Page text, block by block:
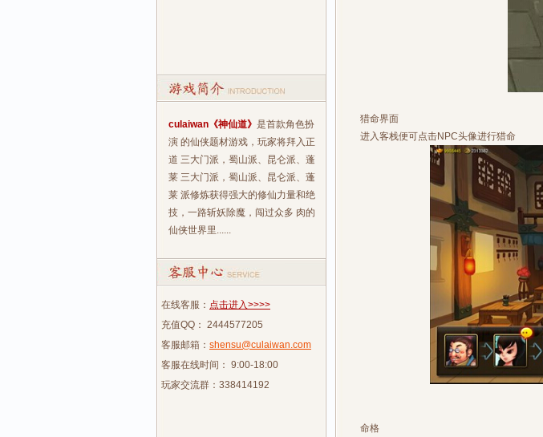
culaiwan《神仙道》 是首款角色扮
演 的仙侠题材游戏，玩家将拜入正
道 三大门派，蜀山派、昆仑派、蓬
莱 三大门派，蜀山派、昆仑派、蓬
莱 派修炼获得强大的修仙力量和绝
技，一路斩妖除魔，闯过众多 肉的
仙侠世界里......
在线客服： 点击进入>>>>
充值QQ： 2444577205
客服邮箱： shensu@culaiwan.com
客服在线时间： 9:00-18:00
玩家交流群：338414192
猎命界面
进入客栈便可点击NPC头像进行猎命
命格